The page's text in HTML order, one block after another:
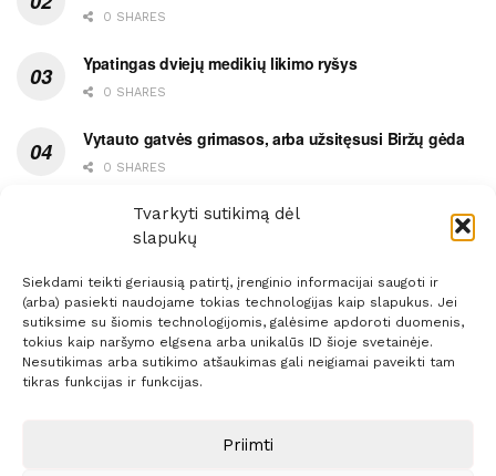
Tvarkyti sutikimą dėl
slapukų
Siekdami teikti geriausią patirtį, įrenginio informacijai saugoti ir
(arba) pasiekti naudojame tokias technologijas kaip slapukus. Jei
sutiksime su šiomis technologijomis, galėsime apdoroti duomenis,
tokius kaip naršymo elgsena arba unikalūs ID šioje svetainėje.
Nesutikimas arba sutikimo atšaukimas gali neigiamai paveikti tam
tikras funkcijas ir funkcijas.
Priimti
0 SHARES
Ypatingas dviejų medikių likimo ryšys
0 SHARES
Vytauto gatvės grimasos, arba užsitęsusi Biržų gėda
0 SHARES
Pietų metas pažymėtas avarija
0 SHARES
Prenumerata Reklama
Sprendimas:ITBrolis